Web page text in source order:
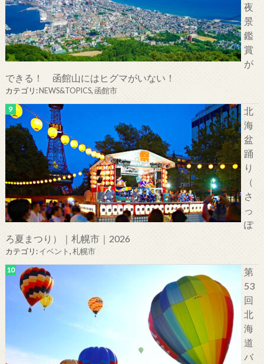
夜
景
鑑
賞
が
できる！ 函館山にはヒグマがいない！
カテゴリ:NEWS&TOPICS,函館市
北
海
盆
踊
り
（
さ
っ
ぽ
ろ夏まつり）｜札幌市｜2026
カテゴリ:イベント,札幌市
第
53
回
北
海
道
バ